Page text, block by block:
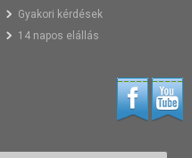
Gyakori kérdések
14 napos elállás